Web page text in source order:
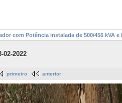
com Potência instalada de 500/456 kVA
02-2022
primeiro anterior